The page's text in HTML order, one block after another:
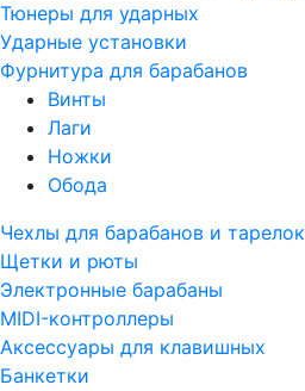
Тюнеры для ударных
Ударные установки
Фурнитура для барабанов
Винты
Лаги
Ножки
Обода
Чехлы для барабанов и тарелок
Щетки и рюты
Электронные барабаны
MIDI-контроллеры
Аксессуары для клавишных
Банкетки